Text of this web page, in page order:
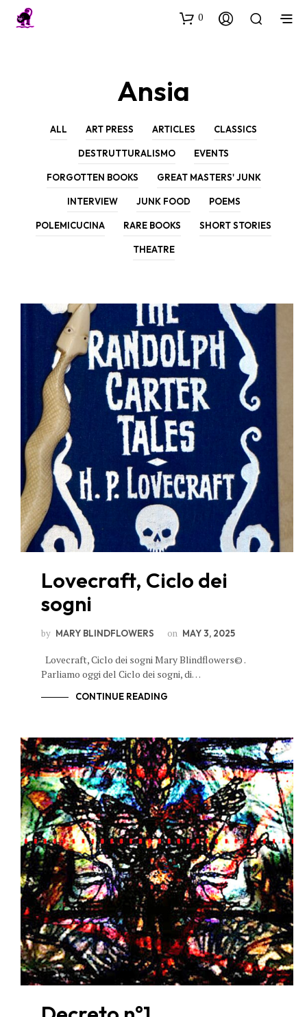
0
Ansia
ALL ART PRESS ARTICLES CLASSICS
DESTRUTTURALISMO EVENTS
FORGOTTEN BOOKS GREAT MASTERS' JUNK
INTERVIEW JUNK FOOD POEMS
POLEMICUCINA RARE BOOKS SHORT STORIES
THEATRE
Lovecraft, Ciclo dei
sogni
by MARY BLINDFLOWERS on MAY 3, 2025
Lovecraft, Ciclo dei sogni Mary Blindflowers© .
Parliamo oggi del Ciclo dei sogni, di…
CONTINUE READING